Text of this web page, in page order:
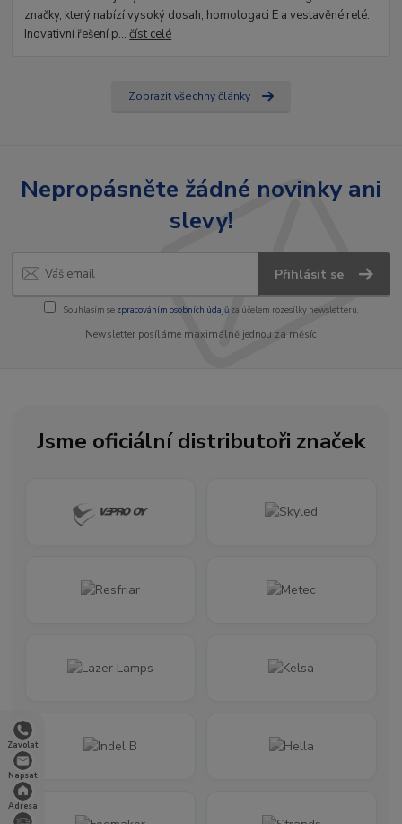
Zavolat
Napsat
Adresa
značky, který nabízí vysoký dosah, homologaci E a vestavěné relé.
Inovativní řešení p...číst celé
Zobrazit všechny články
Nepropásněte žádné novinky ani
slevy!
Přihlásit se
Souhlasím se zpracováním osobních údajůza účelem rozesílky newsletteru.
Newsletter posíláme maximálně jednou za měsíc
Jsme oficiální distributoři značek